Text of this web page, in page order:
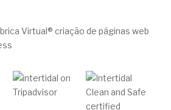
Virtual® criação de páginas web